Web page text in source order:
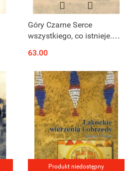
Góry Czarne Serce
wszystkiego, co istnieje.
kulturowe zastosowanie i
znaczenie wśród Lakotów i
Szejenów
63.00
Produkt niedostępny